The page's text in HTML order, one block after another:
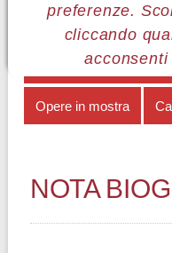
preferenze.
cliccando
acconsenti
MENÙ BERTO -
Assemblage &
Opere in mostra
NOTA